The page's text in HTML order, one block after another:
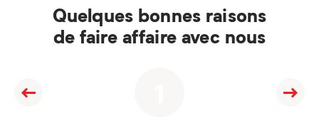
Quelques bonnes raisons
de faire affaire avec nous